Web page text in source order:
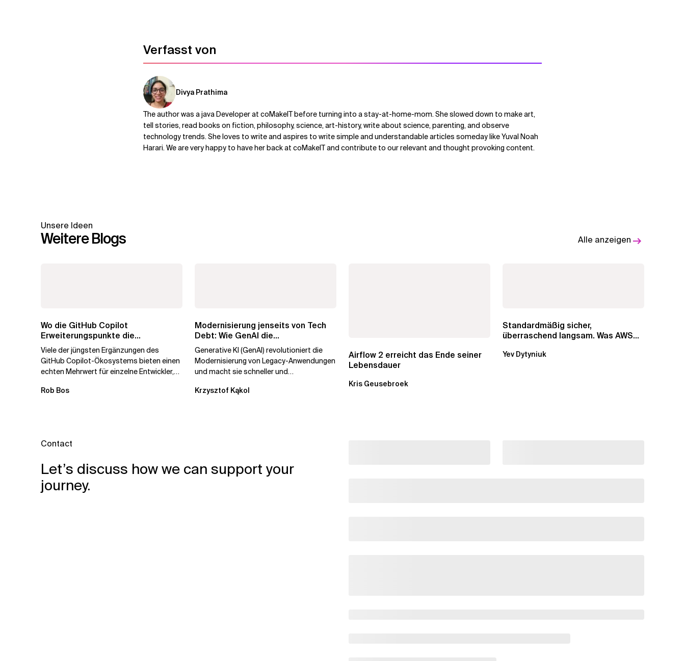
Verfasst von
Divya Prathima
The author was a java Developer at coMakeIT before turning into a stay-at-home-mom. She slowed down to make art,
tell stories, read books on fiction, philosophy, science, art-history, write about science, parenting, and observe
technology trends. She loves to write and aspires to write simple and understandable articles someday like Yuval Noah
Harari. We are very happy to have her back at coMakeIT and contribute to our relevant and thought provoking content.
Unsere Ideen
Weitere Blogs Alle anzeigen
Wo die GitHub Copilot
Erweiterungspunkte die
Governance brechen
Viele der jüngsten Ergänzungen des
GitHub Copilot-Ökosystems bieten einen
echten Mehrwert für einzelne Entwickler,
Rob Bos
Modernisierung jenseits von Tech
Debt: Wie GenAI die
Unternehmenstransformation...
Generative KI (GenAI) revolutioniert die
Modernisierung von Legacy-Anwendungen
und macht sie schneller und
Automatisierung...
Krzysztof Kąkol
Airflow 2 erreicht das Ende seiner
Lebensdauer
Kris Geusebroek
Standardmäßig sicher,
überraschend langsam. Was AWS
Yev Dytyniuk
Contact
Let’s discuss how we can support your
journey.